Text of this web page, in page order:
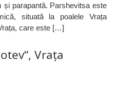
și parapantă. Parshevitsa este
situată la poalele Vrața
care este […]
Vrața